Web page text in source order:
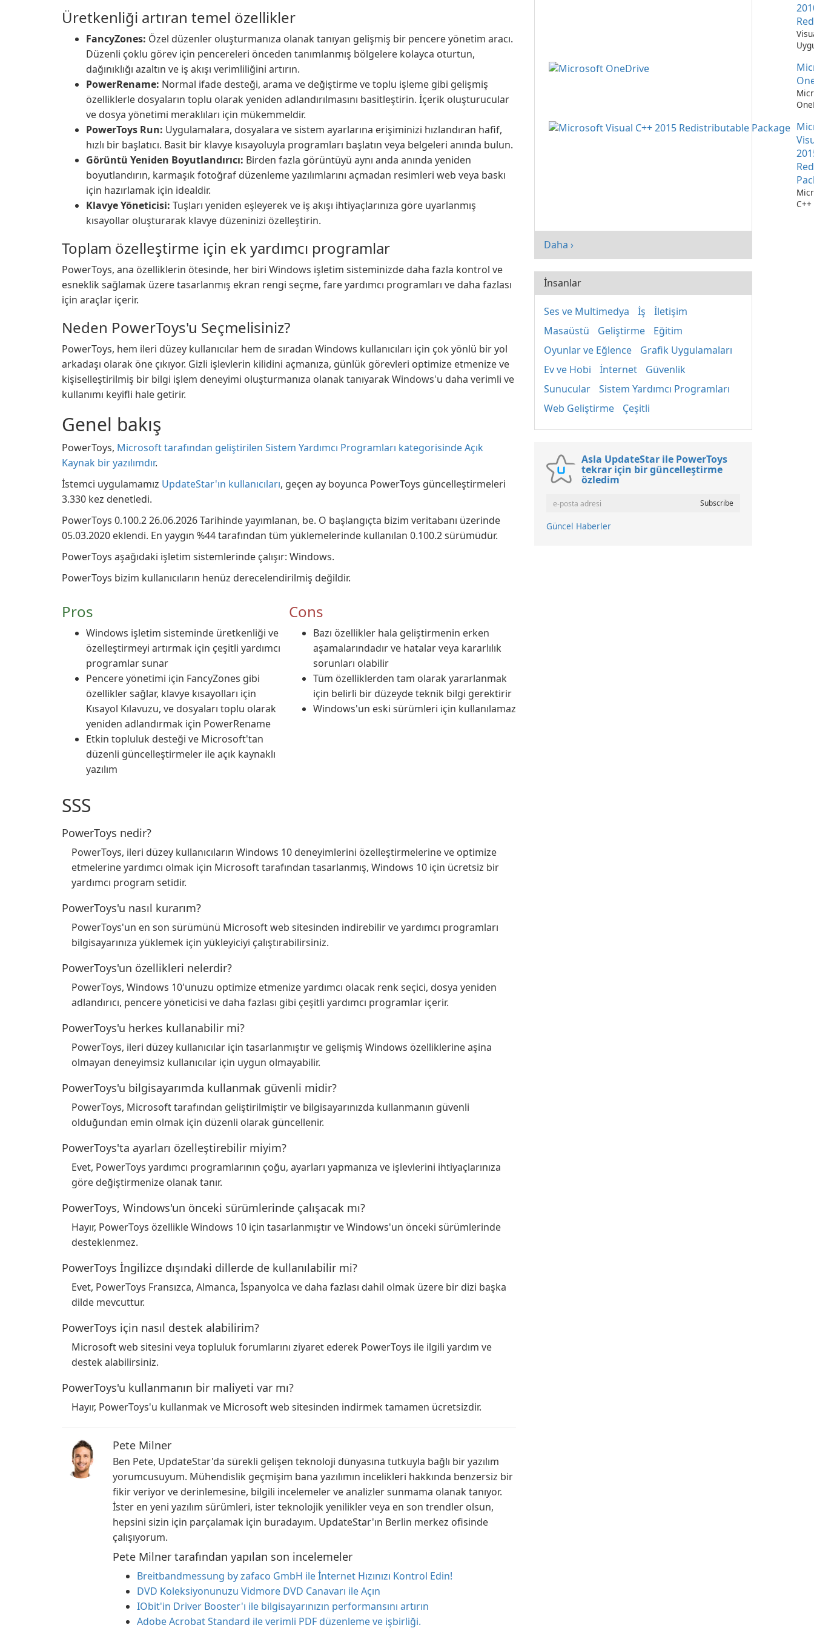
Üretkenliği artıran temel özellikler
FancyZones: Özel düzenler oluşturmanıza olanak tanıyan gelişmiş bir pencere yönetim aracı.
Düzenli çoklu görev için pencereleri önceden tanımlanmış bölgelere kolayca oturtun,
dağınıklığı azaltın ve iş akışı verimliliğini artırın.
PowerRename: Normal ifade desteği, arama ve değiştirme ve toplu işleme gibi gelişmiş
özelliklerle dosyaların toplu olarak yeniden adlandırılmasını basitleştirin. İçerik oluşturucular
ve dosya yönetimi meraklıları için mükemmeldir.
PowerToys Run: Uygulamalara, dosyalara ve sistem ayarlarına erişiminizi hızlandıran hafif,
hızlı bir başlatıcı. Basit bir klavye kısayoluyla programları başlatın veya belgeleri anında bulun.
Görüntü Yeniden Boyutlandırıcı: Birden fazla görüntüyü aynı anda anında yeniden
boyutlandırın, karmaşık fotoğraf düzenleme yazılımlarını açmadan resimleri web veya baskı
için hazırlamak için idealdir.
Klavye Yöneticisi: Tuşları yeniden eşleyerek ve iş akışı ihtiyaçlarınıza göre uyarlanmış
kısayollar oluşturarak klavye düzeninizi özelleştirin.
Toplam özelleştirme için ek yardımcı programlar
PowerToys, ana özelliklerin ötesinde, her biri Windows işletim sisteminizde daha fazla kontrol ve
esneklik sağlamak üzere tasarlanmış ekran rengi seçme, fare yardımcı programları ve daha fazlası
için araçlar içerir.
Neden PowerToys'u Seçmelisiniz?
PowerToys, hem ileri düzey kullanıcılar hem de sıradan Windows kullanıcıları için çok yönlü bir yol
arkadaşı olarak öne çıkıyor. Gizli işlevlerin kilidini açmanıza, günlük görevleri optimize etmenize ve
kişiselleştirilmiş bir bilgi işlem deneyimi oluşturmanıza olanak tanıyarak Windows'u daha verimli ve
kullanımı keyifli hale getirir.
Genel bakış
PowerToys, Microsoft tarafından geliştirilen Sistem Yardımcı Programları kategorisinde Açık
Kaynak bir yazılımdır.
İstemci uygulamamız UpdateStar'ın kullanıcıları, geçen ay boyunca PowerToys güncelleştirmeleri
3.330 kez denetledi.
PowerToys 0.100.2 26.06.2026 Tarihinde yayımlanan, be. O başlangıçta bizim veritabanı üzerinde
05.03.2020 eklendi. En yaygın %44 tarafından tüm yüklemelerinde kullanılan 0.100.2 sürümüdür.
PowerToys aşağıdaki işletim sistemlerinde çalışır: Windows.
PowerToys bizim kullanıcıların henüz derecelendirilmiş değildir.
Pros
Windows işletim sisteminde üretkenliği ve
özelleştirmeyi artırmak için çeşitli yardımcı
programlar sunar
Pencere yönetimi için FancyZones gibi
özellikler sağlar, klavye kısayolları için
Kısayol Kılavuzu, ve dosyaları toplu olarak
yeniden adlandırmak için PowerRename
Etkin topluluk desteği ve Microsoft'tan
düzenli güncelleştirmeler ile açık kaynaklı
yazılım
Cons
Bazı özellikler hala geliştirmenin erken
aşamalarındadır ve hatalar veya kararlılık
sorunları olabilir
Tüm özelliklerden tam olarak yararlanmak
için belirli bir düzeyde teknik bilgi gerektirir
Windows'un eski sürümleri için kullanılamaz
SSS
PowerToys nedir?
PowerToys, ileri düzey kullanıcıların Windows 10 deneyimlerini özelleştirmelerine ve optimize
etmelerine yardımcı olmak için Microsoft tarafından tasarlanmış, Windows 10 için ücretsiz bir
yardımcı program setidir.
PowerToys'u nasıl kurarım?
PowerToys'un en son sürümünü Microsoft web sitesinden indirebilir ve yardımcı programları
bilgisayarınıza yüklemek için yükleyiciyi çalıştırabilirsiniz.
PowerToys'un özellikleri nelerdir?
PowerToys, Windows 10'unuzu optimize etmenize yardımcı olacak renk seçici, dosya yeniden
adlandırıcı, pencere yöneticisi ve daha fazlası gibi çeşitli yardımcı programlar içerir.
PowerToys'u herkes kullanabilir mi?
PowerToys, ileri düzey kullanıcılar için tasarlanmıştır ve gelişmiş Windows özelliklerine aşina
olmayan deneyimsiz kullanıcılar için uygun olmayabilir.
PowerToys'u bilgisayarımda kullanmak güvenli midir?
PowerToys, Microsoft tarafından geliştirilmiştir ve bilgisayarınızda kullanmanın güvenli
olduğundan emin olmak için düzenli olarak güncellenir.
PowerToys'ta ayarları özelleştirebilir miyim?
Evet, PowerToys yardımcı programlarının çoğu, ayarları yapmanıza ve işlevlerini ihtiyaçlarınıza
göre değiştirmenize olanak tanır.
PowerToys, Windows'un önceki sürümlerinde çalışacak mı?
Hayır, PowerToys özellikle Windows 10 için tasarlanmıştır ve Windows'un önceki sürümlerinde
desteklenmez.
PowerToys İngilizce dışındaki dillerde de kullanılabilir mi?
Evet, PowerToys Fransızca, Almanca, İspanyolca ve daha fazlası dahil olmak üzere bir dizi başka
dilde mevcuttur.
PowerToys için nasıl destek alabilirim?
Microsoft web sitesini veya topluluk forumlarını ziyaret ederek PowerToys ile ilgili yardım ve
destek alabilirsiniz.
PowerToys'u kullanmanın bir maliyeti var mı?
Hayır, PowerToys'u kullanmak ve Microsoft web sitesinden indirmek tamamen ücretsizdir.
Pete Milner
Ben Pete, UpdateStar'da sürekli gelişen teknoloji dünyasına tutkuyla bağlı bir yazılım
yorumcusuyum. Mühendislik geçmişim bana yazılımın incelikleri hakkında benzersiz bir
fikir veriyor ve derinlemesine, bilgili incelemeler ve analizler sunmama olanak tanıyor.
İster en yeni yazılım sürümleri, ister teknolojik yenilikler veya en son trendler olsun,
hepsini sizin için parçalamak için buradayım. UpdateStar'ın Berlin merkez ofisinde
çalışıyorum.
Pete Milner tarafından yapılan son incelemeler
Breitbandmessung by zafaco GmbH ile İnternet Hızınızı Kontrol Edin!
DVD Koleksiyonunuzu Vidmore DVD Canavarı ile Açın
IObit'in Driver Booster'ı ile bilgisayarınızın performansını artırın
Adobe Acrobat Standard ile verimli PDF düzenleme ve işbirliği.
Daha ›
İnsanlar
Ses ve Multimedya İş
İletişim
Masaüstü
Geliştirme
Eğitim
Oyunlar ve Eğlence
Grafik Uygulamaları
Ev ve Hobi
İnternet
Güvenlik
Sunucular
Sistem Yardımcı Programları
Web Geliştirme
Çeşitli
Asla UpdateStar ile PowerToys
tekrar için bir güncelleştirme
özledim
Güncel Haberler